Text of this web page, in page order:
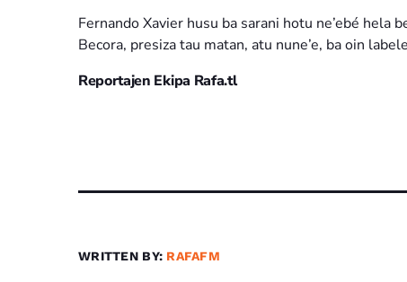
Fernando Xavier husu ba sarani hotu ne’ebé hela
Becora, presiza tau matan, atu nune’e, ba oin
Reportajen Ekipa Rafa.tl
WRITTEN BY: RAFAFM